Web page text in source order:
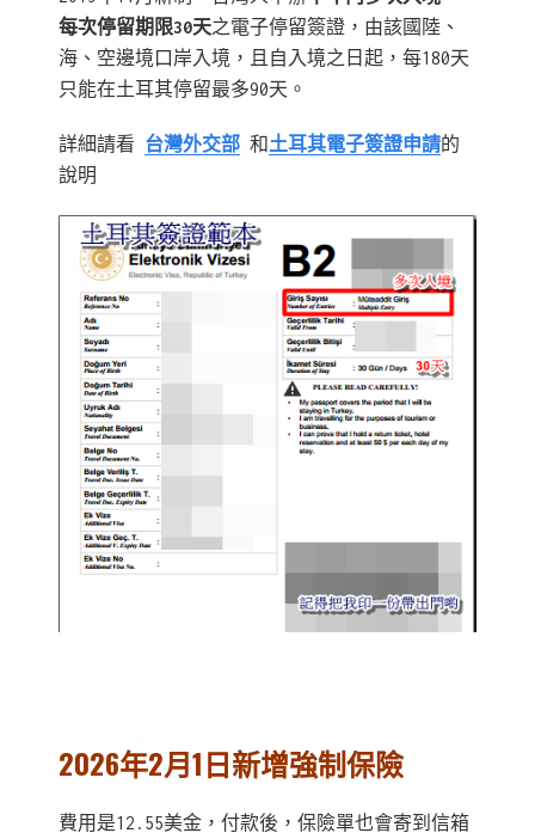
每次停留期限30天之電子停留簽證，由該國陸、
海、空邊境口岸入境，且自入境之日起，每180天
只能在土耳其停留最多90天。
詳細請看 台灣外交部 和土耳其電子簽證申請的
說明
2026年2月1日新增強制保險
費用是12.55美金，付款後，保險單也會寄到信箱